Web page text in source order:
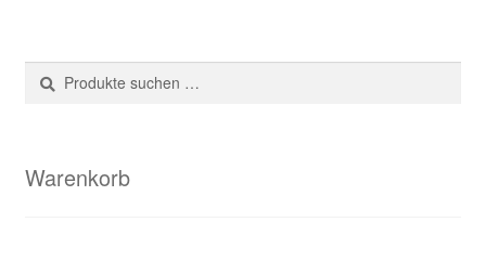
Suche
nach:
Suchen
Warenkorb